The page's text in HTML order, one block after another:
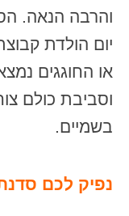
והרבה הנאה.
יום הולדת
או החוגגים
וסביבת כולם
בשמיים.
נפיק לכם